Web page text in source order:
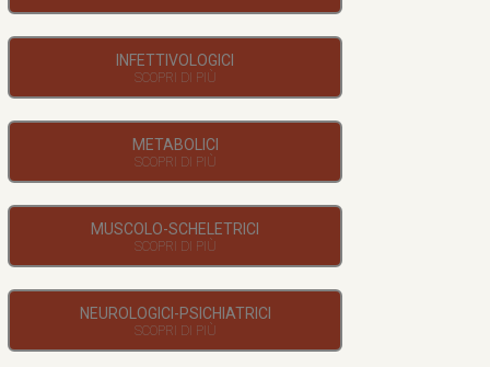
INFETTIVOLOGICI
METABOLICI
MUSCOLO-SCHELETRICI
NEUROLOGICI-PSICHIATRICI